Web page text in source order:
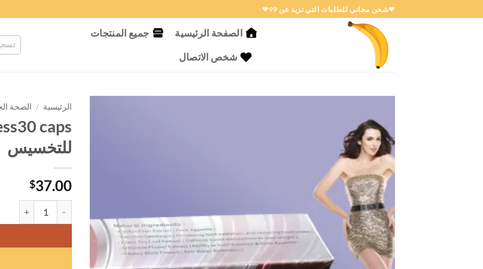
للمحتوى
❤شحن مجاني للطلبات التي تزيد عن 99❤
الصفحة الرئيسية جميع المنتجات
شخص الاتصال
الرئيسية / الصحة
للتخسيس
$37.00